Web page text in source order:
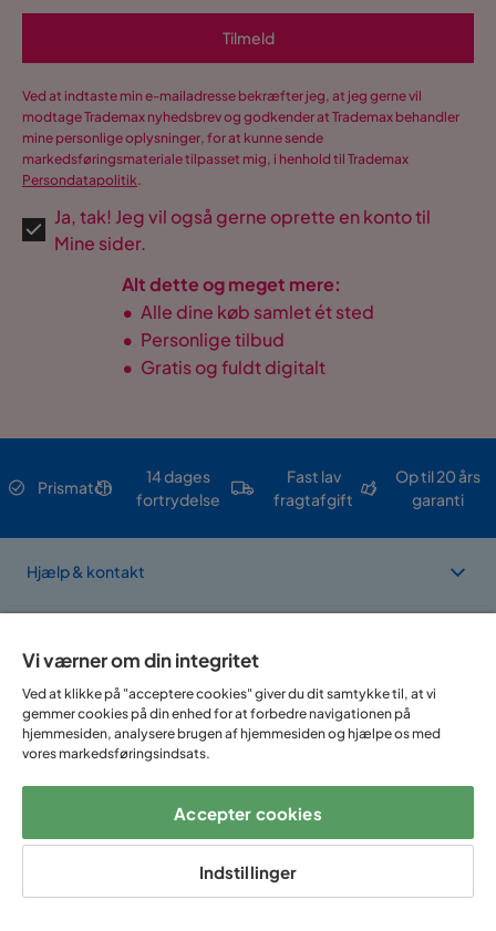
Tilmeld
Ved at indtaste min e-mailadresse bekræfter jeg, at jeg gerne vil
modtage Trademax nyhedsbrev og godkender at Trademax behandler
mine personlige oplysninger, for at kunne sende
markedsføringsmateriale tilpasset mig, i henhold til Trademax
Persondatapolitik.
Ja, tak! Jeg vil også gerne oprette en konto til
Mine sider.
Alt dette og meget mere:
• Alle dine køb samlet ét sted
• Personlige tilbud
• Gratis og fuldt digitalt
Prismatch
14 dages
fortrydelse
Fast lav
fragtafgift
Op til 20 års
garanti
Hjælp & kontakt
Om Trademax
Vi findes i flere forskellige lande
Vi værner om din integritet
Ved at klikke på "acceptere cookies" giver du dit samtykke til, at vi
gemmer cookies på din enhed for at forbedre navigationen på
hjemmesiden, analysere brugen af hjemmesiden og hjælpe os med
vores markedsføringsindsats.
Accepter cookies
Indstillinger